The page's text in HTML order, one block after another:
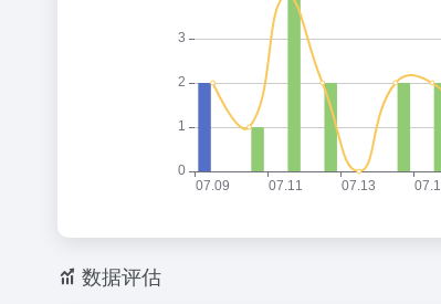
数据评估